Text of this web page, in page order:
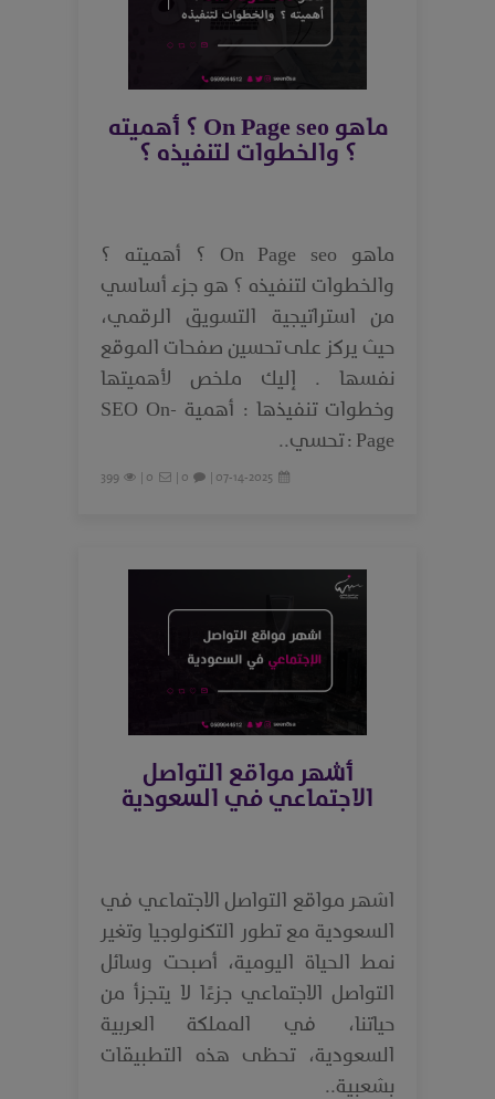
ماهو On Page seo ؟ أهميته
؟ والخطوات لتنفيذه ؟
ماهو On Page seo ؟ أهميته ؟
والخطوات لتنفيذه ؟ هو جزء أساسي
من استراتيجية التسويق الرقمي،
حيث يركز على تحسين صفحات الموقع
نفسها . إليك ملخص لأهميتها
وخطوات تنفيذها : أهمية SEO On-
Page : تحسي..
07-14-2025 |
0 |
0 |
399
أشهر مواقع التواصل
الاجتماعي في السعودية
اشهر مواقع التواصل الاجتماعي في
السعودية مع تطور التكنولوجيا وتغير
نمط الحياة اليومية، أصبحت وسائل
التواصل الاجتماعي جزءًا لا يتجزأ من
حياتنا، في المملكة العربية
السعودية، تحظى هذه التطبيقات
بشعبية..